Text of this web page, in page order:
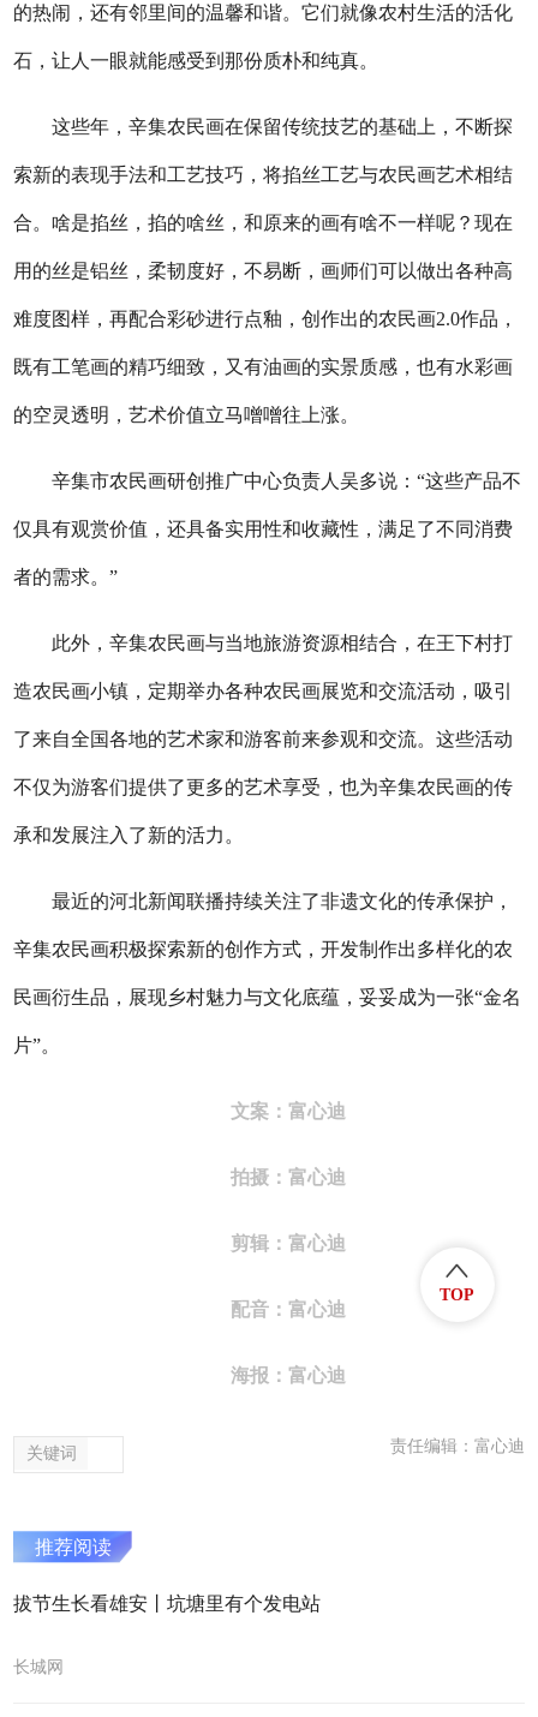
的热闹，还有邻里间的温馨和谐。它们就像农村生活的活化
石，让人一眼就能感受到那份质朴和纯真。
这些年，辛集农民画在保留传统技艺的基础上，不断探
索新的表现手法和工艺技巧，将掐丝工艺与农民画艺术相结
合。啥是掐丝，掐的啥丝，和原来的画有啥不一样呢？现在
用的丝是铝丝，柔韧度好，不易断，画师们可以做出各种高
难度图样，再配合彩砂进行点釉，创作出的农民画2.0作品，
既有工笔画的精巧细致，又有油画的实景质感，也有水彩画
的空灵透明，艺术价值立马噌噌往上涨。
辛集市农民画研创推广中心负责人吴多说：“这些产品不
仅具有观赏价值，还具备实用性和收藏性，满足了不同消费
者的需求。”
此外，辛集农民画与当地旅游资源相结合，在王下村打
造农民画小镇，定期举办各种农民画展览和交流活动，吸引
了来自全国各地的艺术家和游客前来参观和交流。这些活动
不仅为游客们提供了更多的艺术享受，也为辛集农民画的传
承和发展注入了新的活力。
最近的河北新闻联播持续关注了非遗文化的传承保护，
辛集农民画积极探索新的创作方式，开发制作出多样化的农
民画衍生品，展现乡村魅力与文化底蕴，妥妥成为一张“金名
片”。
文案：富心迪
拍摄：富心迪
剪辑：富心迪
配音：富心迪
海报：富心迪
关键词 责任编辑：富心迪
推荐阅读
拔节生长看雄安丨坑塘里有个发电站
长城网
TOP